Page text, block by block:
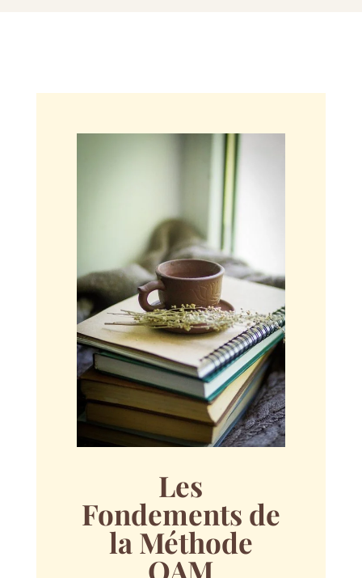
Les
Fondements de
la Méthode
OAM